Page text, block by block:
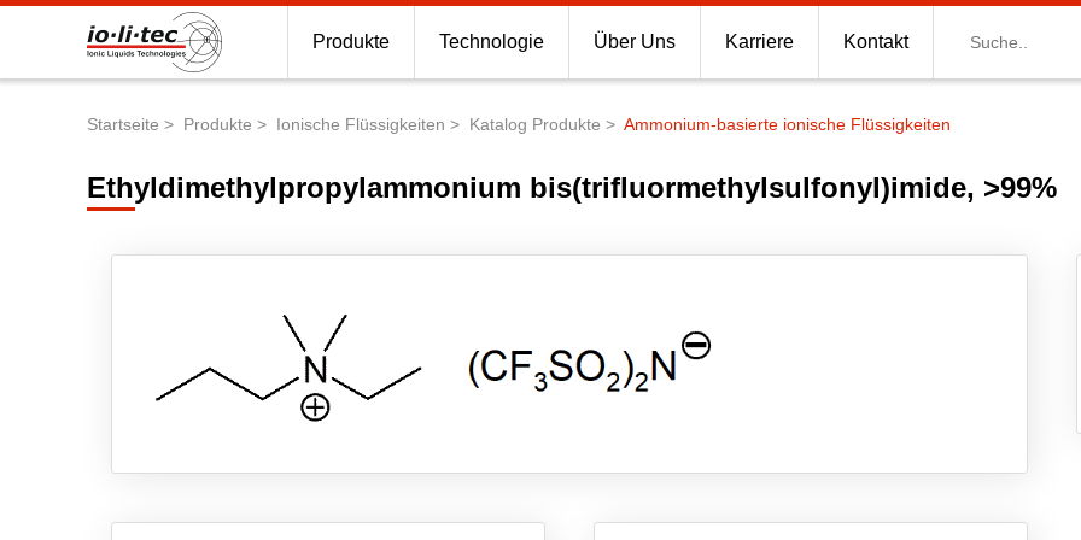
Produkte Technologie Über Uns Karriere Kontakt
Startseite Produkte Ionische Flüssigkeiten Katalog Produkte Ammonium-basierte ionische Flüssigkeiten
Ethyldimethylpropylammonium bis(trifluormethylsulfonyl)imide, >99%